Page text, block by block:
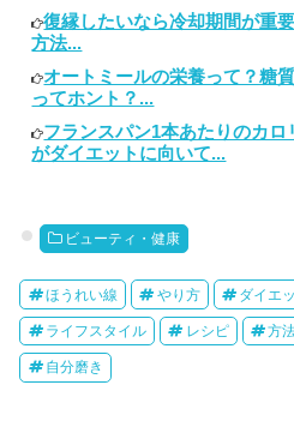
復縁したいなら冷却期間が重
方法...
オートミールの栄養って？糖
ってホント？...
フランスパン1本あたりのカ
がダイエットに向いて...
ビューティ・健康
ほうれい線 やり方 ダイエ
ライフスタイル レシピ 方
自分磨き